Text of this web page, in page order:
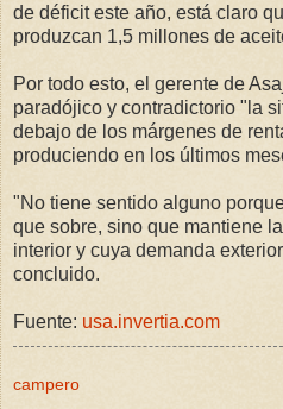
de déficit este año, está claro
produzcan 1,5 millones de
Por todo esto, el gerente de
paradójico y contradictorio "la
debajo de los márgenes de
produciendo en los últimos
"No tiene sentido alguno
que sobre, sino que mantiene
interior y cuya demanda
concluido.
Fuente: usa.invertia.com
campero